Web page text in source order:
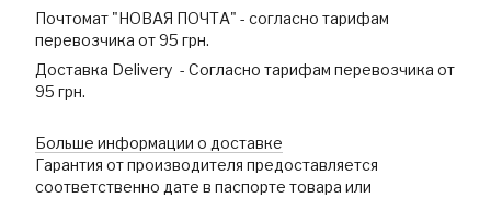
Почтомат "НОВАЯ ПОЧТА" - согласно тарифам
перевозчика от 95 грн.
Доставка Delivery - Согласно тарифам перевозчика от
95 грн.
Больше информации о доставке
Гарантия от производителя предоставляется
соответственно дате в паспорте товара или